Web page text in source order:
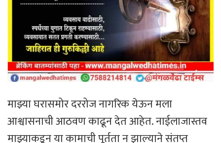
माझ्या घरासमोर दररोज नागरिक येऊन मला
आश्वासनाची आठवण काढून देत आहेत. नाईलाजास्तव
माझ्याकडून या कामाची पूर्तता न झाल्याने संतप्त